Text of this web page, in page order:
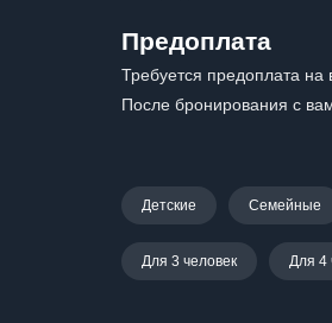
Предоплата
Требуется предоплата на
После бронирования с
Детские Семейные
Для 3 человек Для 4